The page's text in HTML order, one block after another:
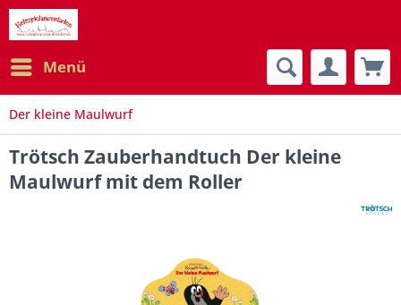
Menü
Der kleine Maulwurf
Trötsch Zauberhandtuch Der kleine
Maulwurf mit dem Roller